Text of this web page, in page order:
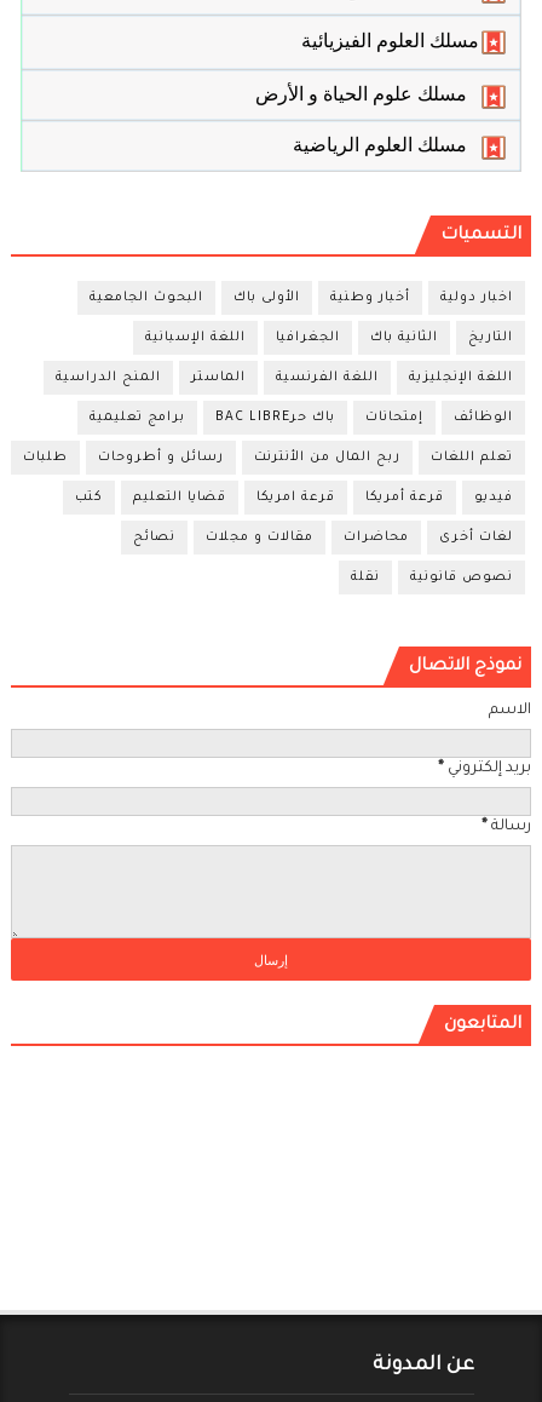
مسلك العلوم الفيزيائية
مسلك علوم الحياة و الأرض
مسلك العلوم الرياضية
التسميات
اخبار دولية أخبار وطنية الأولى باك البحوث الجامعية
التاريخ الثانية باك الجغرافيا اللغة الإسبانية
اللغة الإنجليزية اللغة الفرنسية الماستر المنح الدراسية
الوظائف إمتحانات باك حرBAC LIBRE برامج تعليمية
تعلم اللغات ربح المال من الأنترنت رسائل و أطروحات طلبات
فيديو قرعة أمريكا قرعة امريكا قضايا التعليم كتب
لغات أخرى محاضرات مقالات و مجلات نصائح
نصوص قانونية نقلة
نموذج الاتصال
الاسم
بريد إلكتروني *
رسالة *
المتابعون
عن المدونة